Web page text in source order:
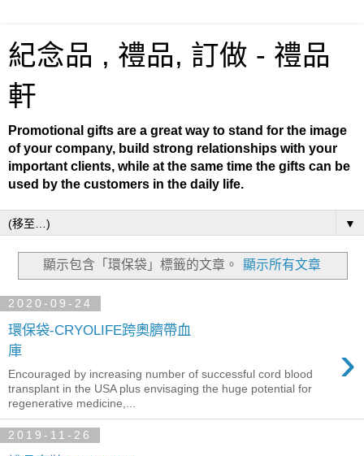
紀念品 , 禮品, 訂做 - 禮品
軒
Promotional gifts are a great way to stand for the image
of your company, build strong relationships with your
important clients, while at the same time the gifts can be
used by the customers in the daily life.
▼
顯示包含「環保袋」 標籤的文章。 顯示所有文章
2020-09-24
環保袋-CRYOLIFE跨奧臍帶血
庫
›
Encouraged by increasing number of successful cord blood
transplant in the USA plus envisaging the huge potential for
regenerative medicine,...
2019-11-26